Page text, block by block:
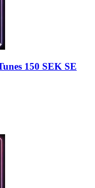
150 SEK SE